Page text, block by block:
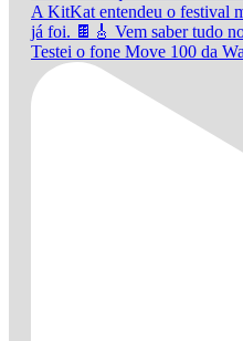
Testei o fone Move 100 da